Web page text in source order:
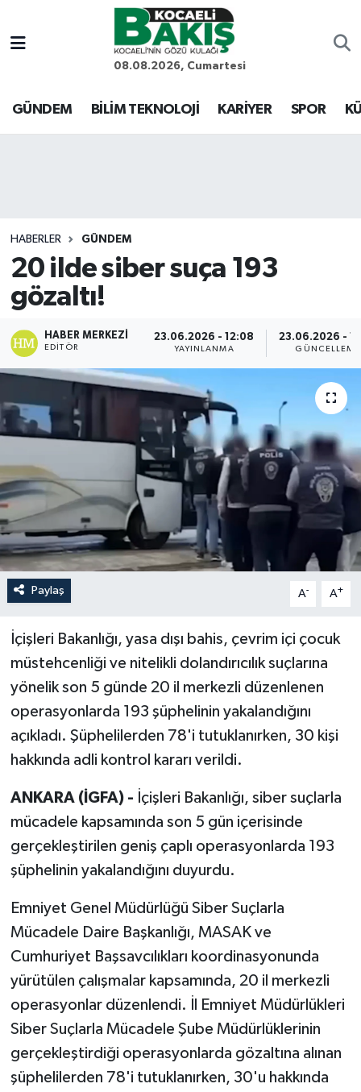
08.08.2026, Cumartesi
GÜNDEM BİLİM TEKNOLOJİ KARİYER SPOR
HABERLER GÜNDEM
20 ilde siber suça 193
gözaltı!
HABER MERKEZI
EDITÖR
23.06.2026 - 12:08
YAYINLANMA
23.06.2026 -
GÜNCELLEME
Paylaş A- A+
İçişleri Bakanlığı, yasa dışı bahis, çevrim içi çocuk
müstehcenliği ve nitelikli dolandırıcılık suçlarına
yönelik son 5 günde 20 il merkezli düzenlenen
operasyonlarda 193 şüphelinin yakalandığını
açıkladı. Şüphelilerden 78'i tutuklanırken, 30 kişi
hakkında adli kontrol kararı verildi.
ANKARA (İGFA) - İçişleri Bakanlığı, siber suçlarla
mücadele kapsamında son 5 gün içerisinde
gerçekleştirilen geniş çaplı operasyonlarda 193
şüphelinin yakalandığını duyurdu.
Emniyet Genel Müdürlüğü Siber Suçlarla
Mücadele Daire Başkanlığı, MASAK ve
Cumhuriyet Başsavcılıkları koordinasyonunda
yürütülen çalışmalar kapsamında, 20 il merkezli
operasyonlar düzenlendi. İl Emniyet Müdürlükleri
Siber Suçlarla Mücadele Şube Müdürlüklerinin
gerçekleştirdiği operasyonlarda gözaltına alınan
şüphelilerden 78'i tutuklanırken, 30'u hakkında
Kocaeli Nöbetçi Eczaneler
Kocaeli Hava Durumu
Son Dakika Haberleri
Haber Arşivi